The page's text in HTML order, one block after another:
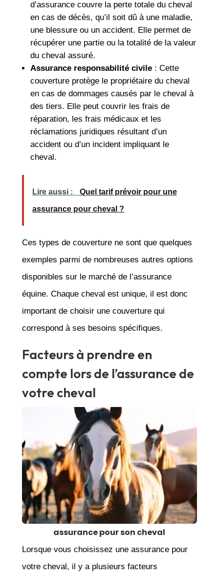
d’assurance couvre la perte totale du cheval
en cas de décès, qu’il soit dû à une maladie,
une blessure ou un accident. Elle permet de
récupérer une partie ou la totalité de la valeur
du cheval assuré.
Assurance responsabilité civile: Cette
couverture protège le propriétaire du cheval
en cas de dommages causés par le cheval à
des tiers. Elle peut couvrir les frais de
réparation, les frais médicaux et les
réclamations juridiques résultant d’un
accident ou d’un incident impliquant le
cheval.
Lire aussi : Quel tarif prévoir pour une
assurance pour cheval ?
Ces types de couverture ne sont que quelques
exemples parmi de nombreuses autres options
disponibles sur le marché de l’assurance
équine. Chaque cheval est unique, il est donc
important de choisir une couverture qui
correspond à ses besoins spécifiques.
Facteurs à prendre en
compte lors de l’assurance de
votre cheval
assurance pour son cheval
Lorsque vous choisissez une assurance pour
votre cheval, il y a plusieurs facteurs